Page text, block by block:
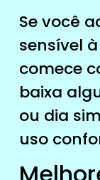
Se você
sensível
comece
baixa
ou dia
uso